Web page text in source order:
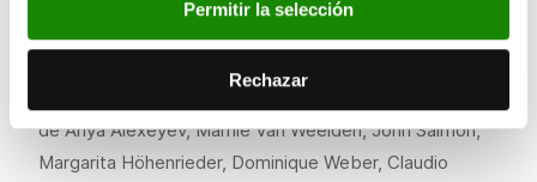
Permitir la selección
Rechazar
de Anya Alexeyev, Marnie Van Weelden, John Salmon,
Margarita Höhenrieder, Dominique Weber, Claudio